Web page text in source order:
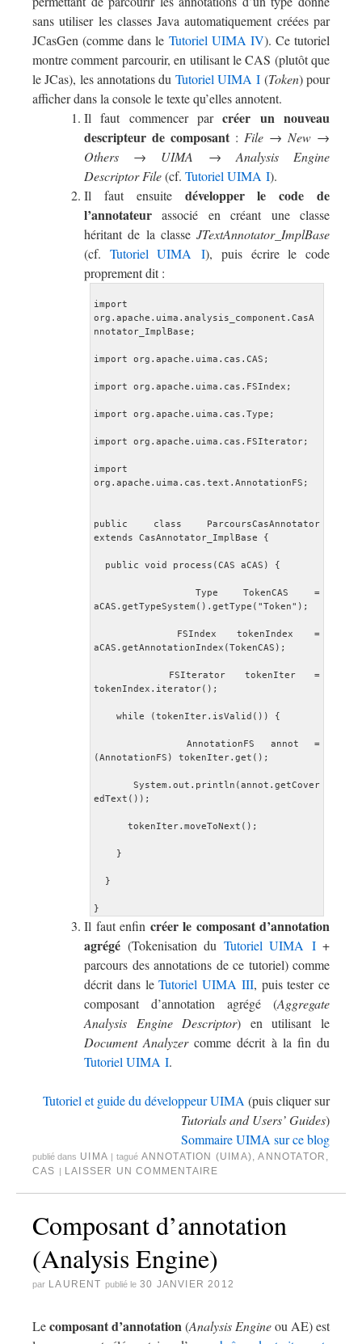
sans utiliser les classes Java automatiquement créées par
JCasGen (comme dans le Tutoriel UIMA IV). Ce tutoriel
montre comment parcourir, en utilisant le CAS (plutôt que
le JCas), les annotations du Tutoriel UIMA I (Token) pour
afficher dans la console le texte qu’elles annotent.
Il faut commencer parcréer un nouveau
descripteur de composant : File → New →
Others → UIMA → Analysis Engine
Descriptor File(cf. Tutoriel UIMA I).
Il faut ensuite développer le code de
l’annotateur associé en créant une classe
héritant de la classe JTextAnnotator_ImplBase
(cf. Tutoriel UIMA I), puis écrire le code
proprement dit :
import
org.apache.uima.analysis_component.CasA
nnotator_ImplBase;
import org.apache.uima.cas.CAS;
import org.apache.uima.cas.FSIndex;
import org.apache.uima.cas.Type;
import org.apache.uima.cas.FSIterator;
import
org.apache.uima.cas.text.AnnotationFS;
public class ParcoursCasAnnotator
extends CasAnnotator_ImplBase {
public void process(CAS aCAS) {
Type TokenCAS =
aCAS.getTypeSystem().getType("Token");
FSIndex tokenIndex =
aCAS.getAnnotationIndex(TokenCAS);
FSIterator tokenIter =
tokenIndex.iterator();
while (tokenIter.isValid()) {
AnnotationFS annot =
(AnnotationFS) tokenIter.get();
System.out.println(annot.getCover
edText());
tokenIter.moveToNext();
}
}
Il faut enfin créer le composant d’annotation
agrégé (Tokenisation du Tutoriel UIMA I+
parcours des annotations de ce tutoriel) comme
décrit dans leTutoriel UIMA III, puis tester ce
composant d’annotation agrégé (Aggregate
Analysis Engine Descriptor) en utilisant le
Document Analyzercomme décrit à la fin du
Tutoriel UIMA I.
Tutoriel et guide du développeur UIMA (puis cliquer sur
Tutorials and Users’ Guides)
Sommaire UIMA sur ce blog
publié dans UIMA | tagué ANNOTATION (UIMA) ,ANNOTATOR
CAS | LAISSER UN COMMENTAIRE
Composant d’annotation
(Analysis Engine)
par LAURENT publié le 30 JANVIER 2012
Lecomposant d’annotation(Analysis Engineou AE) est